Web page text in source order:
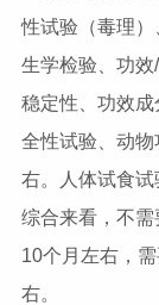
性试验（毒理
生学检验、功效
稳定性、功效
全性试验、动
右。人体试食
综合来看，不
10个月左右，
右。